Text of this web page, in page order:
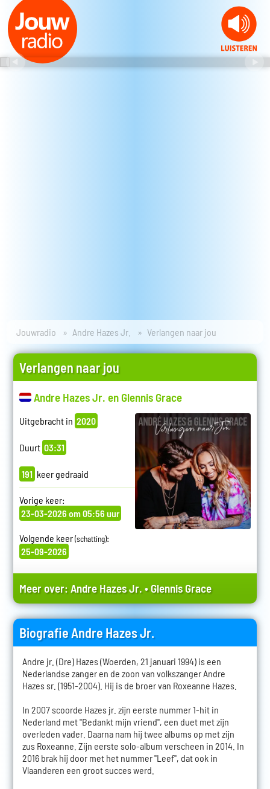
Jouwradio Andre Hazes Jr. Verlangen naar jou
Verlangen naar jou
Andre Hazes Jr. en Glennis Grace
Uitgebracht in 2020
Duurt 03:31
191 keer gedraaid
Vorige keer:
23-03-2026 om 05:56 uur
Volgende keer(schatting):
25-09-2026
Meer over:Andre Hazes Jr. •Glennis Grace
Biografie Andre Hazes Jr.
Andre jr. (Dre) Hazes (Woerden, 21 januari 1994) is een
Nederlandse zanger en de zoon van volkszanger Andre
Hazes sr. (1951-2004). Hij is de broer van Roxeanne Hazes.
In 2007 scoorde Hazes jr. zijn eerste nummer 1-hit in
Nederland met "Bedankt mijn vriend", een duet met zijn
overleden vader. Daarna nam hij twee albums op met zijn
zus Roxeanne. Zijn eerste solo-album verscheen in 2014. In
2016 brak hij door met het nummer "Leef", dat ook in
Vlaanderen een groot succes werd.